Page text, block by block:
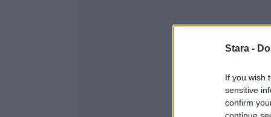
Stara -
If you wish
sensitive
confirm
continue